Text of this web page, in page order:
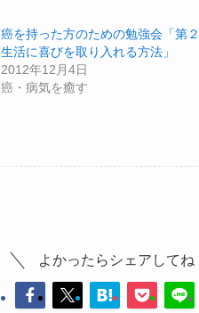
癌を持った方のための勉強会「第
生活に喜びを取り入れる方法」
2012年12月4日
癌・病気を癒す
よかったらシェアしてね